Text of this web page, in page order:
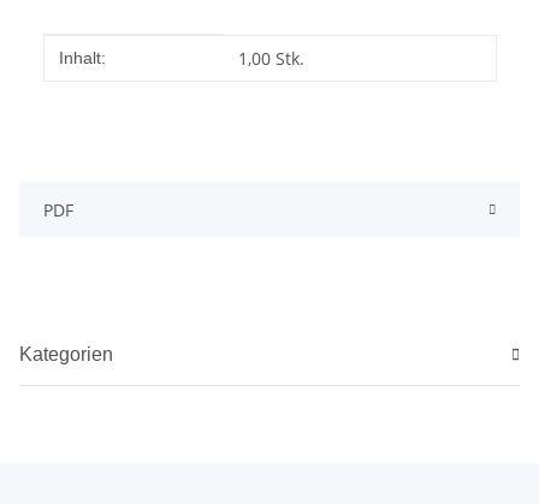
Produkteigenschaft
Wert
Inhalt: 1,00 Stk.
PDF
Kategorien